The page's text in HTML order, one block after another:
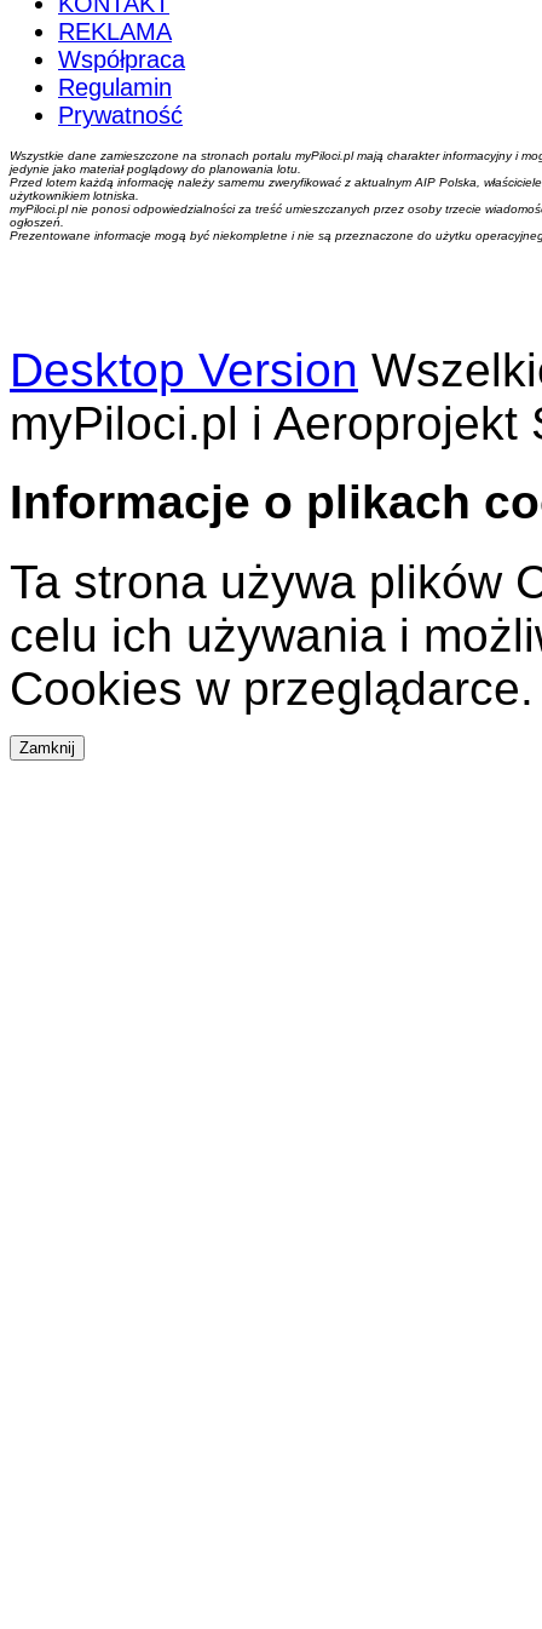
REKLAMA
Współpraca
Regulamin
Prywatność
Wszystkie dane zamieszczone na stronach portalu myPiloci.pl mają charakter informacyjny i
jedynie jako materiał poglądowy do planowania lotu.
Przed lotem każdą informację należy samemu zweryfikować z aktualnym AIP Polska,
użytkownikiem lotniska.
myPiloci.pl nie ponosi odpowiedzialności za treść umieszczanych przez osoby trzecie
ogłoszeń.
Prezentowane informacje mogą być niekompletne i nie są przeznaczone do użytku
Desktop Version
myPiloci.pl i Aeroprojekt
Informacje o plikach
Ta strona używa plików
celu ich używania i
Cookies w